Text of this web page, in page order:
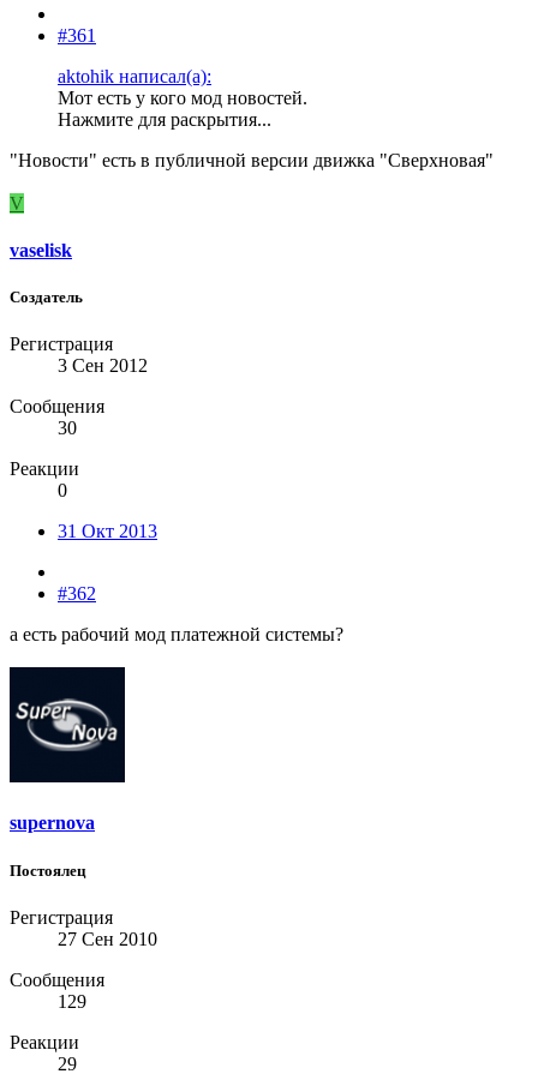
#361
aktohik написал(а):
Мот есть у кого мод новостей.
Нажмите для раскрытия...
"Новости" есть в публичной версии движка "Сверхновая"
V
vaselisk
Создатель
Регистрация
3 Сен 2012
Сообщения
30
Реакции
0
31 Окт 2013
#362
а есть рабочий мод платежной системы?
supernova
Постоялец
Регистрация
27 Сен 2010
Сообщения
129
Реакции
29